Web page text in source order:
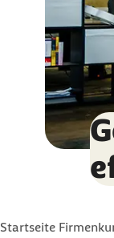
Sie befinden sich
Startseite